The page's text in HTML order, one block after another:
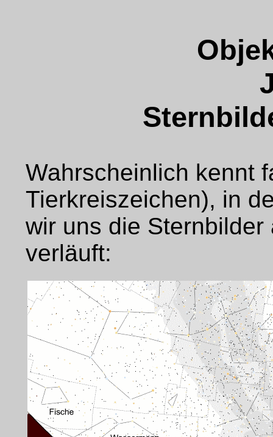
Wahrscheinlich kennt
Tierkreiszeichen), in
wir uns die
verläuft: